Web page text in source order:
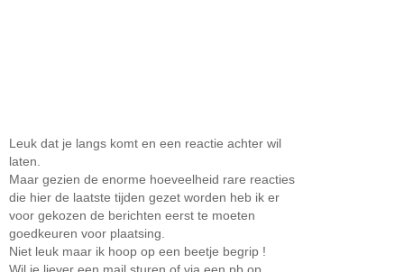
Leuk dat je langs komt en een reactie achter wil
laten.
Maar gezien de enorme hoeveelheid rare reacties
die hier de laatste tijden gezet worden heb ik er
voor gekozen de berichten eerst te moeten
goedkeuren voor plaatsing.
Niet leuk maar ik hoop op een beetje begrip !